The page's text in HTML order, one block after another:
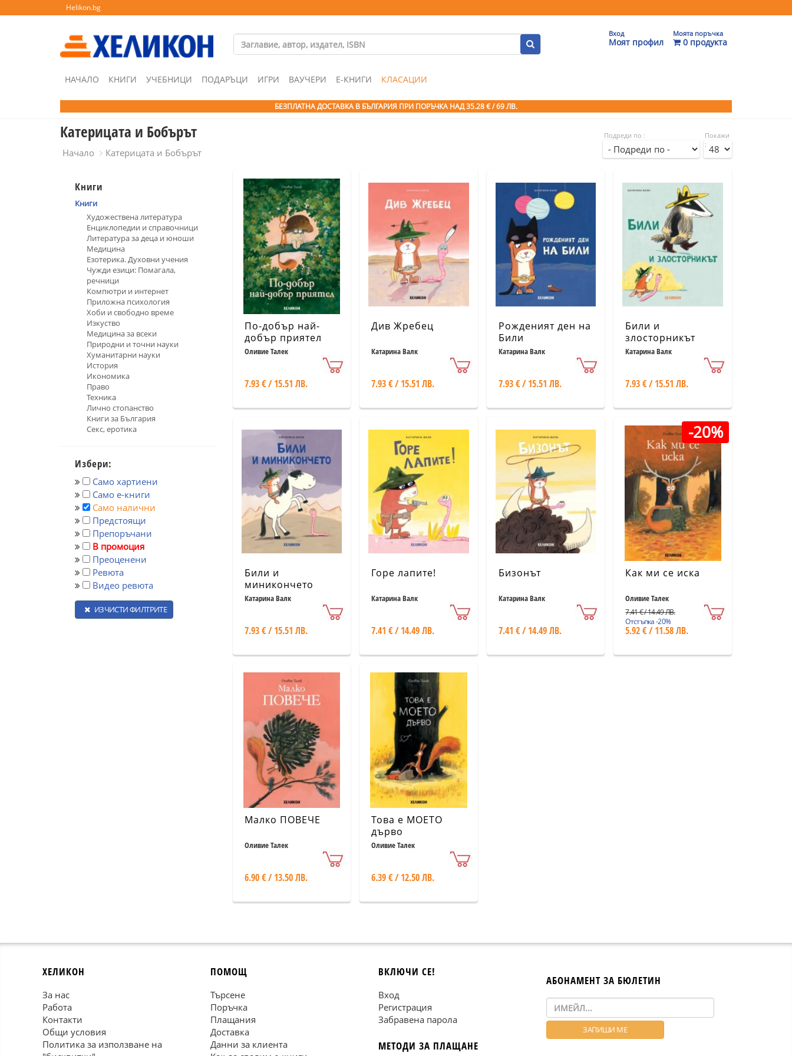
Helikon.bg
Вход
Моят профил
Моята поръчка
0 продукта
НАЧАЛО КНИГИ УЧЕБНИЦИ ПОДАРЪЦИ ИГРИ ВАУЧЕРИ Е-КНИГИ КЛАСАЦИИ
БЕЗПЛАТНА ДОСТАВКА В БЪЛГАРИЯ ПРИ ПОРЪЧКА НАД 35.28 € / 69 ЛВ.
Катерицата и Бобърът
Начало Катерицата и Бобърът
Подреди по :
Покажи
:
Книги
Книги
Художествена литература
Енциклопедии и справочници
Литература за деца и юноши
Медицина
Езотерика. Духовни учения
Чужди езици: Помагала,
речници
Компютри и интернет
Приложна психология
Хоби и свободно време
Изкуство
Медицина за всеки
Природни и точни науки
Хуманитарни науки
История
Икономика
Право
Техника
Лично стопанство
Книги за България
Секс, еротика
Избери:
Само хартиени
Само е-книги
Само налични
Предстоящи
Препоръчани
В промоция
Преоценени
Ревюта
Видео ревюта
ИЗЧИСТИ ФИЛТРИТЕ
По-добър най-
добър приятел
Оливие Талек
7.93 € / 15.51 ЛВ.
Див Жребец
Катарина Валк
7.93 € / 15.51 ЛВ.
Рожденият ден на
Били
Катарина Валк
7.93 € / 15.51 ЛВ.
Били и
злосторникът
Катарина Валк
7.93 € / 15.51 ЛВ.
Били и
миникончето
Катарина Валк
7.93 € / 15.51 ЛВ.
Горе лапите!
Катарина Валк
7.41 € / 14.49 ЛВ.
Бизонът
Катарина Валк
7.41 € / 14.49 ЛВ.
-20%
Как ми се иска
Оливие Талек
7.41 € / 14.49 ЛВ.
Отстъпка -20%
5.92 € / 11.58 ЛВ.
Малко ПОВЕЧЕ
Оливие Талек
6.90 € / 13.50 ЛВ.
Това е МОЕТО
дърво
Оливие Талек
6.39 € / 12.50 ЛВ.
ХЕЛИКОН
За нас
Работа
Контакти
Общи условия
Политика за използване на
ПОМОЩ
Търсене
Поръчка
Плащания
Доставка
Данни за клиента
ВКЛЮЧИ СЕ!
Вход
Регистрация
Забравена парола
МЕТОДИ ЗА ПЛАЩАНЕ
АБОНАМЕНТ ЗА БЮЛЕТИН